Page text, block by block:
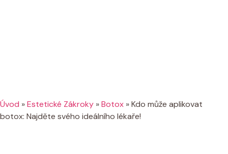
Úvod »Estetické Zákroky »Botox »Kdo může aplikovat
botox: Najděte svého ideálního lékaře!